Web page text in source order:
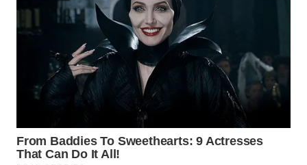
BOGOR
WN
DEPOK
WN
TAPANULI